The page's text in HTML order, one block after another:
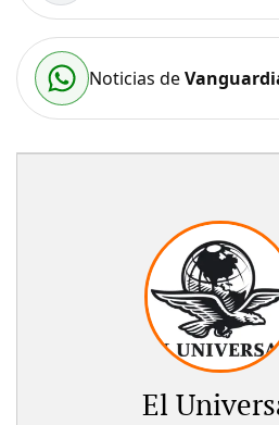
Noticias de
El